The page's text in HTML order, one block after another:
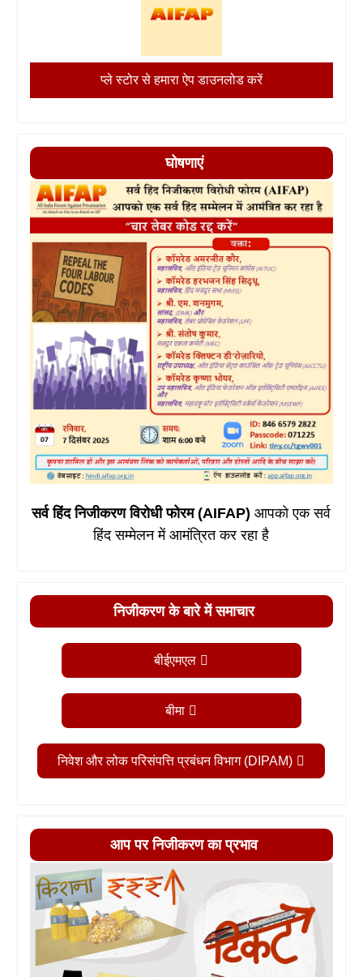
प्ले स्टोर से हमारा ऐप डाउनलोड करें
घोषणाएं
सर्व हिंद निजीकरण विरोधी फोरम (AIFAP)आपको एक सर्व
हिंद सम्मेलन में आमंत्रित कर रहा है
निजीकरण के बारे में समाचार
बीईएमएल
बीमा
निवेश और लोक परिसंपत्ति प्रबंधन विभाग (DIPAM)
आप पर निजीकरण का प्रभाव